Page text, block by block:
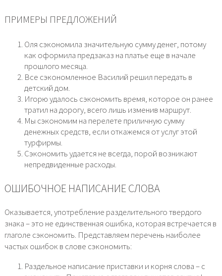
ПРИМЕРЫ ПРЕДЛОЖЕНИЙ
Оля сэкономила значительную сумму денег, потому
как оформила предзаказ на платье еще в начале
прошлого месяца.
Все сэкономленное Василий решил передать в
детский дом.
Игорю удалось сэкономить время, которое он ранее
тратил на дорогу, всего лишь изменив маршрут.
Мы сэкономим на перелете приличную сумму
денежных средств, если откажемся от услуг этой
турфирмы.
Сэкономить удается не всегда, порой возникают
непредвиденные расходы.
ОШИБОЧНОЕ НАПИСАНИЕ СЛОВА
Оказывается, употребление разделительного твердого
знака – это не единственная ошибка, которая встречается в
глаголе сэкономить. Представляем перечень наиболее
частых ошибок в слове сэкономить:
Раздельное написание приставки и корня слова – с